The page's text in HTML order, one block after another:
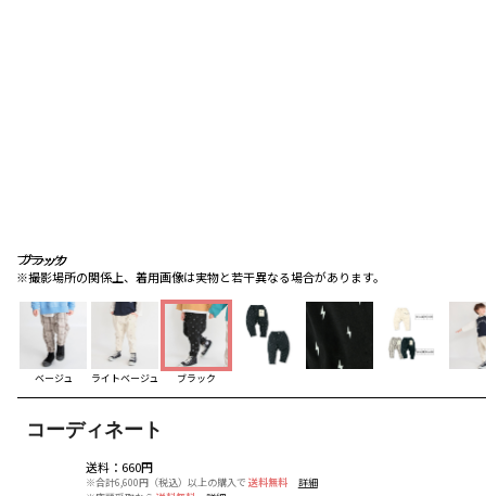
ブラック
※撮影場所の関係上、着用画像は実物と若干異なる場合があります。
ブラック
ブラック
ベージュ ライトベージュ ブラック
コーディネート
送料： 660円
※合計6,600円（税込）以上の購入で 送料無料
詳細